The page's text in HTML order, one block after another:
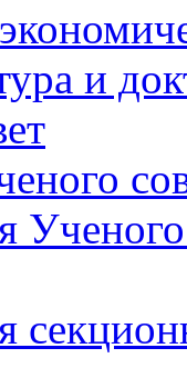
и